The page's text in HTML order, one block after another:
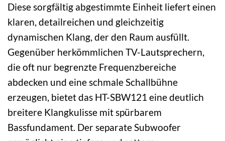
Diese sorgfältig abgestimmte Einheit liefert einen
klaren, detailreichen und gleichzeitig
dynamischen Klang, der den Raum ausfüllt.
Gegenüber herkömmlichen TV-Lautsprechern,
die oft nur begrenzte Frequenzbereiche
abdecken und eine schmale Schallbühne
erzeugen, bietet das HT-SBW121 eine deutlich
breitere Klangkulisse mit spürbarem
Bassfundament. Der separate Subwoofer